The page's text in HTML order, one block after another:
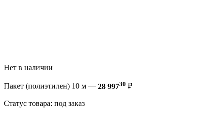
Нет в наличии
Пакет (полиэтилен) 10 м — 28 99730 ₽
Статус товара: под заказ